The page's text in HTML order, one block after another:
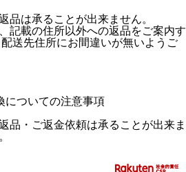
品は承ることが出来ません。
記載の住所以外への返品をご案内す
送先住所にお間違いが無いようご
についての注意事項
品・ご返金依頼は承ることが出来ま